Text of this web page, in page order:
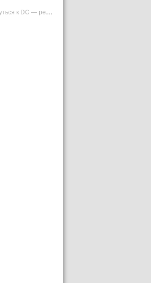
Зак Снайдер может вернуться к DC — режиссер общался с Warner Bros. (фото) | Plugged In Ru